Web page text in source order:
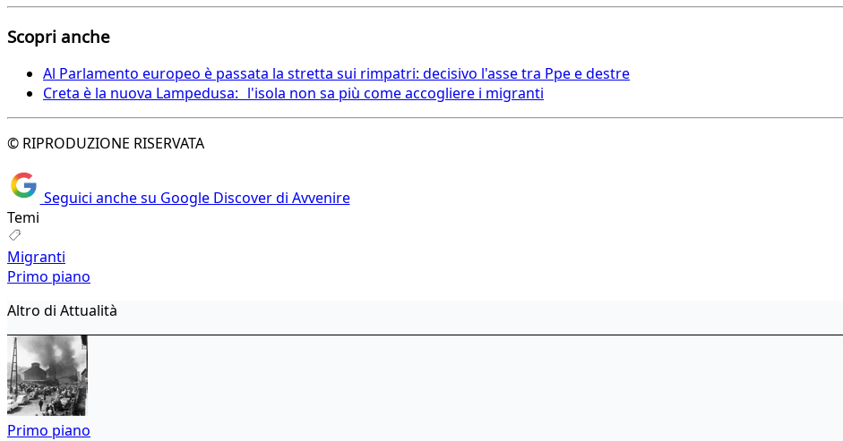
Scopri anche
Al Parlamento europeo è passata la stretta sui rimpatri: decisivo l'asse tra Ppe e destre
Creta è la nuova Lampedusa: l'isola non sa più come accogliere i migranti
© RIPRODUZIONE RISERVATA
Seguici anche su Google Discover di Avvenire
Temi
Migranti
Primo piano
Altro di Attualità
Primo piano